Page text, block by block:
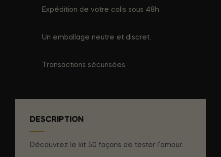
Expédition de votre colis sous 48h.
Un emballage neutre et discret.
Transactions sécurisées
DESCRIPTION
Découvrez le kit 50 façons de tester l'amour.